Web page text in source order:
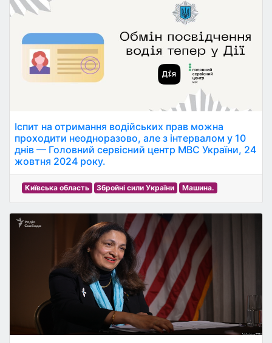
Іспит на отримання водійських прав можна
проходити неодноразово, але з інтервалом у 10
днів — Головний сервісний центр МВС України, 24
жовтня 2024 року.
Київська область Збройні сили України Машина.